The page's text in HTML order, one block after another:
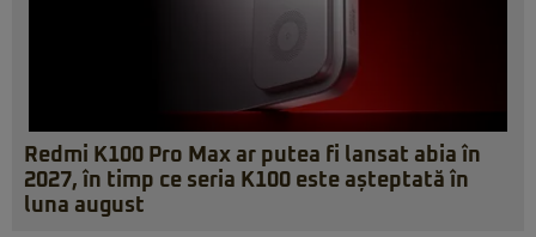
Redmi K100 Pro Max ar putea fi lansat abia în
2027, în timp ce seria K100 este așteptată în
luna august